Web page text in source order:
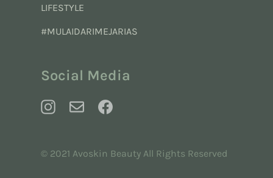
LIFESTYLE
#MULAIDARIMEJARIAS
Social Media
© 2021 Avoskin Beauty All Rights Reserved